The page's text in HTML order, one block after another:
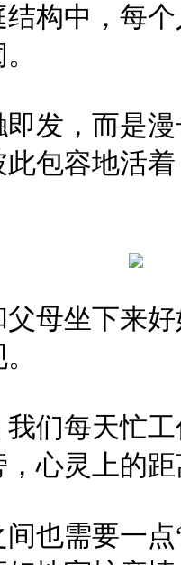
中，每个
，而是漫
包容地活
坐下来好
每天忙工
心灵上的
需要一点